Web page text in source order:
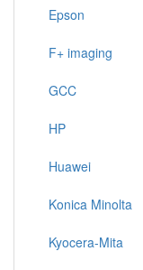
Epson
F+ imaging
GCC
HP
Huawei
Konica Minolta
Kyocera-Mita